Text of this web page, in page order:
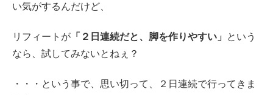
い気がするんだけど、
リフィートが 「２日連続だと、脚を作りやすい」
という
なら、試してみないとねぇ？
・・・という事で、思い切って、２日連続で行ってきま